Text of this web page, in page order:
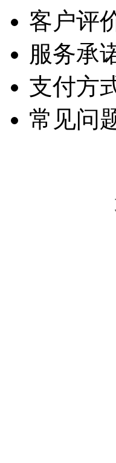
客户评
服务承
支付方
常见问